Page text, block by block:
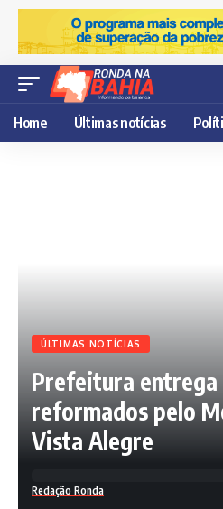
Home Últimas notícias
ÚLTIMAS NOTÍCIAS
Prefeitura entrega
reformados pelo
Vista Alegre
Redação Ronda